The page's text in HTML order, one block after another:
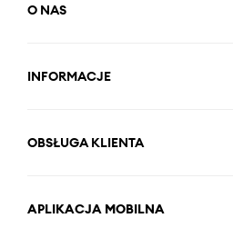
O NAS
INFORMACJE
OBSŁUGA KLIENTA
APLIKACJA MOBILNA